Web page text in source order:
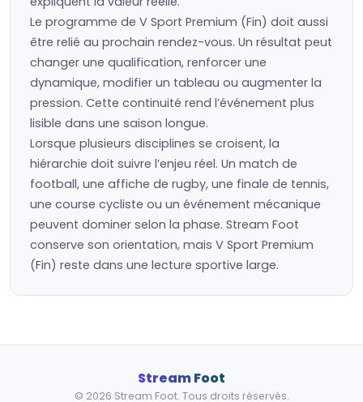
Le programme de V Sport Premium (Fin) doit aussi
être relié au prochain rendez-vous. Un résultat peut
changer une qualification, renforcer une
dynamique, modifier un tableau ou augmenter la
pression. Cette continuité rend l’événement plus
lisible dans une saison longue.
Lorsque plusieurs disciplines se croisent, la
hiérarchie doit suivre l’enjeu réel. Un match de
football, une affiche de rugby, une finale de tennis,
une course cycliste ou un événement mécanique
peuvent dominer selon la phase. Stream Foot
conserve son orientation, mais V Sport Premium
(Fin) reste dans une lecture sportive large.
Stream Foot
© 2026 Stream Foot. Tous droits réservés.